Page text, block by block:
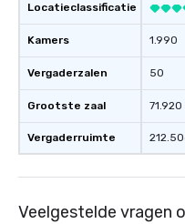
Locatieclassificatie
Kamers
Vergaderzalen
Grootste zaal
Vergaderruimte
1.990
50
71.920
Veelgestelde vragen